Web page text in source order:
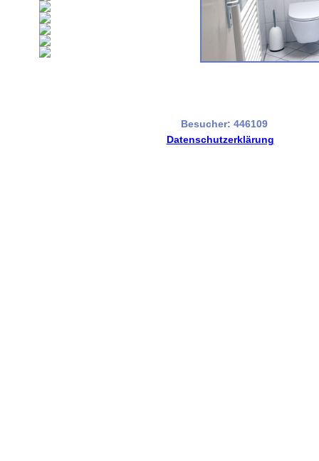
Besucher: 446109
Datenschutzerklärung